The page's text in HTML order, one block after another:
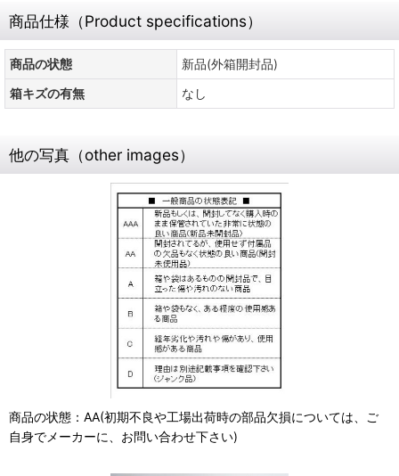
商品仕様（Product specifications）
商品の状態
新品(外箱開封品)
箱キズの有無
なし
他の写真（other images）
商品の状態：AA(初期不良や工場出荷時の部品欠損については、ご
自身でメーカーに、お問い合わせ下さい)